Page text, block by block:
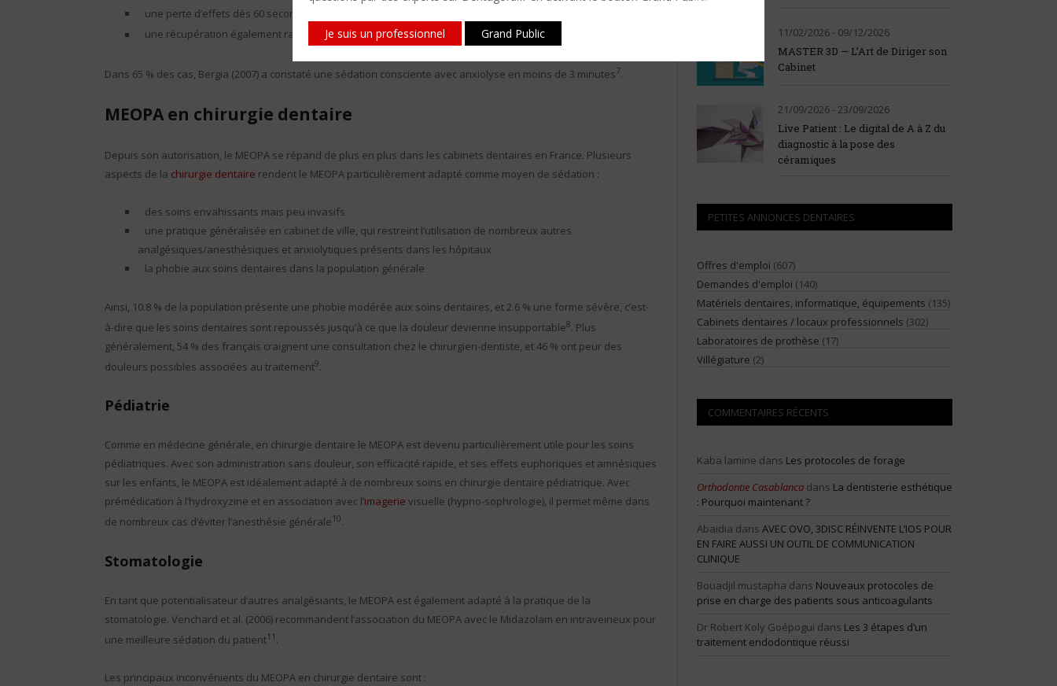
Je suis un professionnel Grand Public
une perte d’effets dès 60 secondes après l’arrêt de l’administration
une récupération également rapide après administration, de l’ordre de 3 à 5 minutes
Dans 65 % des cas, Bergia (2007) a constaté une sédation consciente avec anxiolyse en moins de 3 minutes7.
MEOPA en chirurgie dentaire
Depuis son autorisation, le MEOPA se répand de plus en plus dans les cabinets dentaires en France. Plusieurs
aspects de la chirurgie dentaire rendent le MEOPA particulièrement adapté comme moyen de sédation :
des soins envahissants mais peu invasifs
une pratique généralisée en cabinet de ville, qui restreint l’utilisation de nombreux autres
analgésiques/anesthésiques et anxiolytiques présents dans les hôpitaux
la phobie aux soins dentaires dans la population générale
Ainsi, 10.8 % de la population présente une phobie modérée aux soins dentaires, et 2.6 % une forme sévère, c’est-
à-dire que les soins dentaires sont repoussés jusqu’à ce que la douleur devienne insupportable8. Plus
généralement, 54 % des français craignent une consultation chez le chirurgien-dentiste, et 46 % ont peur des
douleurs possibles associées au traitement9.
Pédiatrie
Comme en médecine générale, en chirurgie dentaire le MEOPA est devenu particulièrement utile pour les soins
pédiatriques. Avec son administration sans douleur, son efficacité rapide, et ses effets euphoriques et amnésiques
sur les enfants, le MEOPA est idéalement adapté à de nombreux soins en chirurgie dentaire pédiatrique. Avec
prémédication à l’hydroxyzine et en association avec l’imagerie visuelle (hypno-sophrologie), il permet même dans
de nombreux cas d’éviter l’anesthésie générale10.
Stomatologie
En tant que potentialisateur d’autres analgésiants, le MEOPA est également adapté à la pratique de la
stomatologie. Venchard et al. (2006) recommandent l’association du MEOPA avec le Midazolam en intraveineux pour
une meilleure sédation du patient11 .
Les principaux inconvénients du MEOPA en chirurgie dentaire sont :
11/02/2026 - 09/12/2026
MASTER 3D — L’Art de Diriger son
Cabinet
21/09/2026 - 23/09/2026
Live Patient : Le digital de A à Z du
diagnostic à la pose des
céramiques
PETITES ANNONCES DENTAIRES
Offres d'emploi (607)
Demandes d'emploi (140)
Matériels dentaires, informatique, équipements (135)
Cabinets dentaires / locaux professionnels (302)
Laboratoires de prothèse (17)
Villégiature (2)
COMMENTAIRES RÉCENTS
Kaba lamine dans Les protocoles de forage
Orthodontie Casablanca dans La dentisterie esthétique
: Pourquoi maintenant ?
Abaidia dans AVEC OVO, 3DISC RÉINVENTE L’IOS POUR
EN FAIRE AUSSI UN OUTIL DE COMMUNICATION
CLINIQUE
Bouadjil mustapha dans Nouveaux protocoles de
prise en charge des patients sous anticoagulants
Dr Robert Koly Goépogui dans Les 3 étapes d’un
traitement endodontique réussi